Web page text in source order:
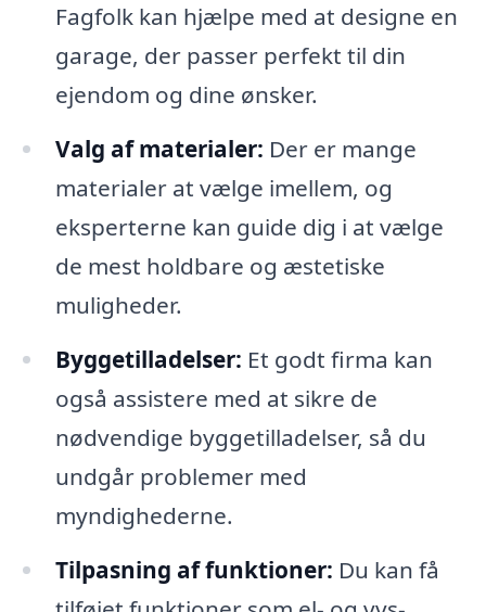
Fagfolk kan hjælpe med at designe en
garage, der passer perfekt til din
ejendom og dine ønsker.
Valg af materialer: Der er mange
materialer at vælge imellem, og
eksperterne kan guide dig i at vælge
de mest holdbare og æstetiske
muligheder.
Byggetilladelser: Et godt firma kan
også assistere med at sikre de
nødvendige byggetilladelser, så du
undgår problemer med
myndighederne.
Tilpasning af funktioner: Du kan få